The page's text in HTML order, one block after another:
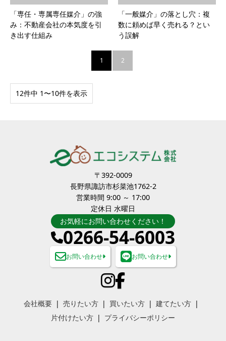
「専任・専属専任媒介」の強
み：不動産会社の本気度を引
き出す仕組み
「一般媒介」の落とし穴：複
数に頼めば早く売れる？とい
う誤解
1 2
12件中 1〜10件を表示
〒392-0009
長野県諏訪市杉菜池1762-2
営業時間 9:00 ～ 17:00
定休日 水曜日
お気軽にお問い合わせください！
0266-54-6003
お問い合わせ お問い合わせ
会社概要 売りたい方 買いたい方
建てたい方
片付けたい方
プライバシーポリシー